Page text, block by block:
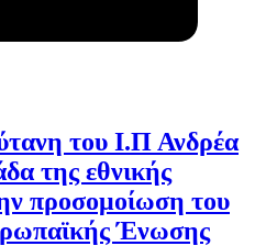
του Ι.Π Ανδρέα
της εθνικής
προσομοίωση του
Ένωσης